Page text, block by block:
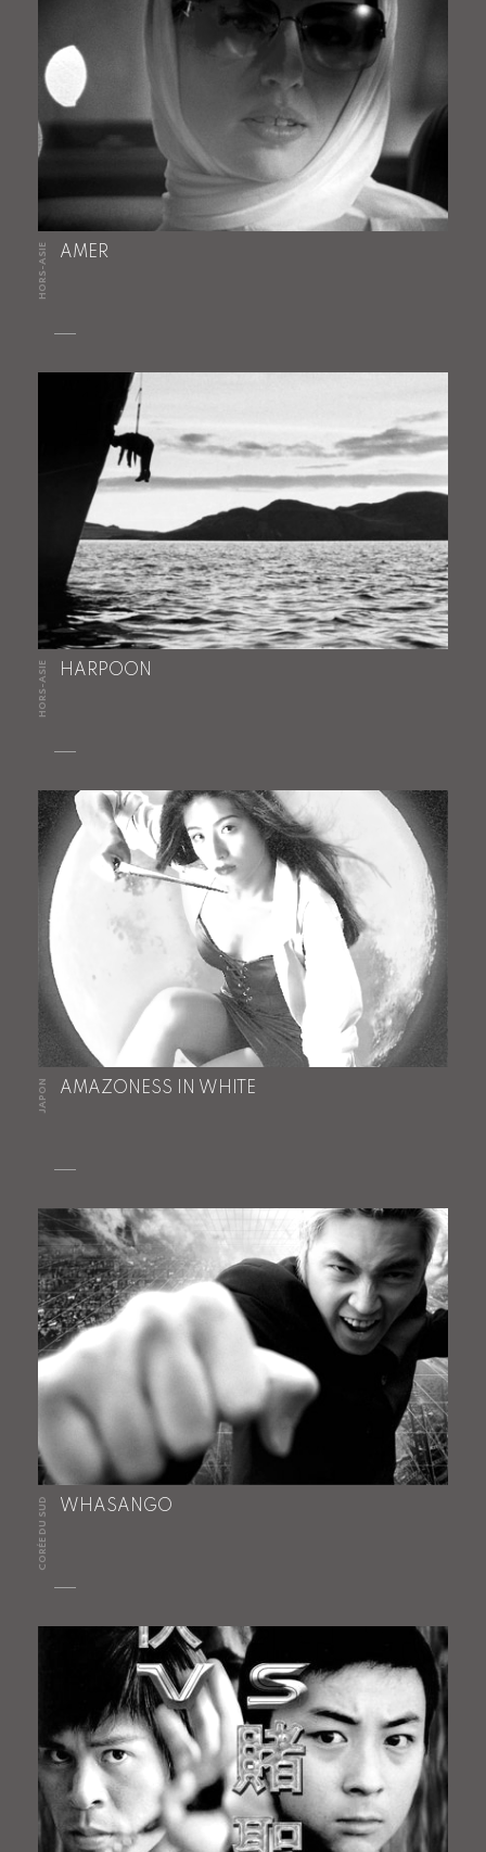
HORS-ASIE AMER
HORS-ASIE HARPOON
JAPON AMAZONESS IN WHITE
CORÉE DU SUD WHASANGO